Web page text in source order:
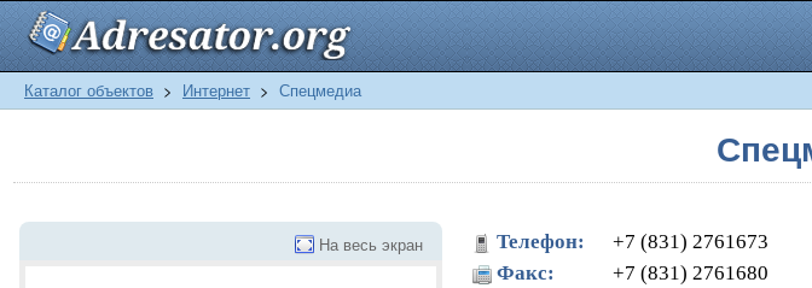
Каталог объектов > Интернет > Спецмедиа
На весь экран
Телефон:
+7 (831) 2761673
Факс:
+7 (831) 2761680